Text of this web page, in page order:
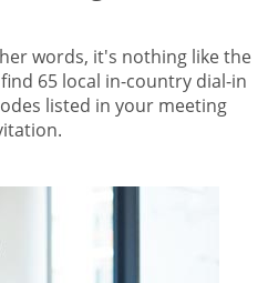
words, it's nothing like the
65 local in-country dial-in
listed in your meeting